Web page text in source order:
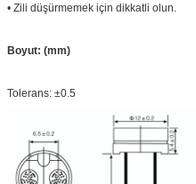
• Zili düşürmemek için dikkatli olun.
Boyut: (mm)
Tolerans: ±0.5